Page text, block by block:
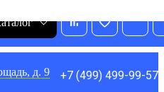
д. 9 +7 (499) 499-99-57